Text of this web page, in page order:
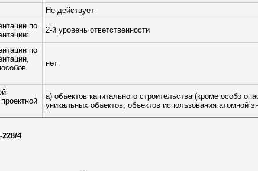
Не действует
по
2-й уровень ответственности
по
нет
а) объектов капитального строительства (кроме особо
уникальных объектов, объектов использования атомной
228/4